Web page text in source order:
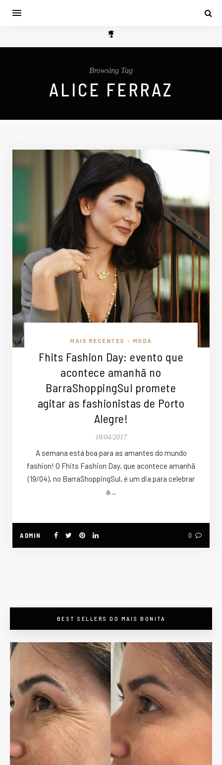
Browsing Tag
ALICE FERRAZ
MAIS RECENTES • MODA
Fhits Fashion Day: evento que
acontece amanhã no
BarraShoppingSul promete
agitar as fashionistas de Porto
Alegre!
18/04/2017
A semana está boa para as amantes do mundo
fashion! O Fhits Fashion Day, que acontece amanhã
(19/04), no BarraShoppingSul, é um dia para celebrar
a…
ADMIN 0
BEST SELLERS DO MAIS BONITA